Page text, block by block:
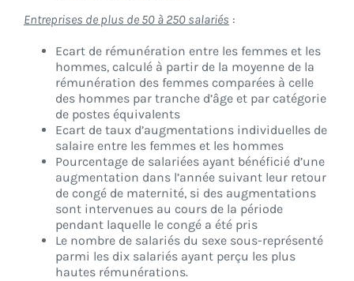
Entreprises de plus de 50 à 250 salariés :
Ecart de rémunération entre les femmes et les
hommes, calculé à partir de la moyenne de la
rémunération des femmes comparées à celle
des hommes par tranche d’âge et par catégorie
de postes équivalents
Ecart de taux d’augmentations individuelles de
salaire entre les femmes et les hommes
Pourcentage de salariées ayant bénéficié d’une
augmentation dans l’année suivant leur retour
de congé de maternité, si des augmentations
sont intervenues au cours de la période
pendant laquelle le congé a été pris
Le nombre de salariés du sexe sous-représenté
parmi les dix salariés ayant perçu les plus
hautes rémunérations.